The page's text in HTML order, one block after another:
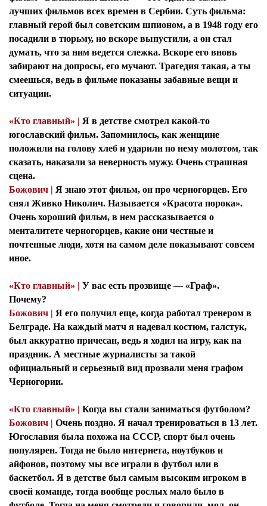
лучших фильмов всех времен в Сербии. Суть фильма:
главный герой был советским шпионом, а в 1948 году его
посадили в тюрьму, но вскоре выпустили, а он стал
думать, что за ним ведется слежка. Вскоре его вновь
забирают на допросы, его мучают. Трагедия такая, а ты
смеешься, ведь в фильме показаны забавные вещи и
ситуации.
«Кто главный» | Я в детстве смотрел какой-то
югославский фильм. Запомнилось, как женщине
положили на голову хлеб и ударили по нему молотом, так
сказать, наказали за неверность мужу. Очень страшная
сцена.
Божович | Я знаю этот фильм, он про черногорцев. Его
снял Живко Николич. Называется «Красота порока».
Очень хороший фильм, в нем рассказывается о
менталитете черногорцев, какие они честные и
почтенные люди, хотя на самом деле показывают совсем
иное.
«Кто главный» | У вас есть прозвище — «Граф».
Почему?
Божович | Я его получил еще, когда работал тренером в
Белграде. На каждый матч я надевал костюм, галстук,
был аккуратно причесан, ведь я ходил на игру, как на
праздник. А местные журналисты за такой
официальный и серьезный вид прозвали меня графом
Черногории.
«Кто главный» | Когда вы стали заниматься футболом?
Божович | Очень поздно. Я начал тренироваться в 13 лет.
Югославия была похожа на СССР, спорт был очень
популярен. Тогда не было интернета, ноутбуков и
айфонов, поэтому мы все играли в футбол или в
баскетбол. Я в детстве был самым высоким игроком в
своей команде, тогда вообще рослых мало было в